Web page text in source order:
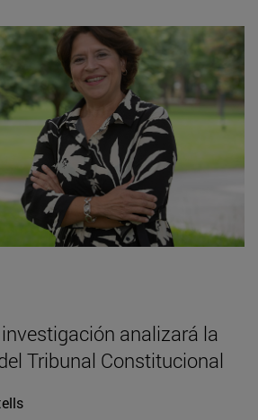
analizará la
Tribunal Constitucional